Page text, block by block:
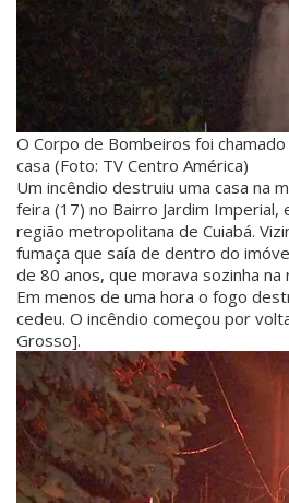
O Corpo de Bombeiros foi
casa (Foto: TV Centro América)
Um incêndio destruiu uma casa na
feira (17) no Bairro Jardim Imperial,
região metropolitana de Cuiabá.
fumaça que saía de dentro do
de 80 anos, que morava sozinha na
Em menos de uma hora o fogo
cedeu. O incêndio começou por
Grosso].